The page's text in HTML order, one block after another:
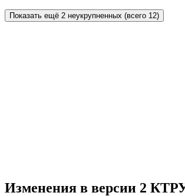
Показать ещё 2 неукрупненных (всего 12)
Изменения в версии 2